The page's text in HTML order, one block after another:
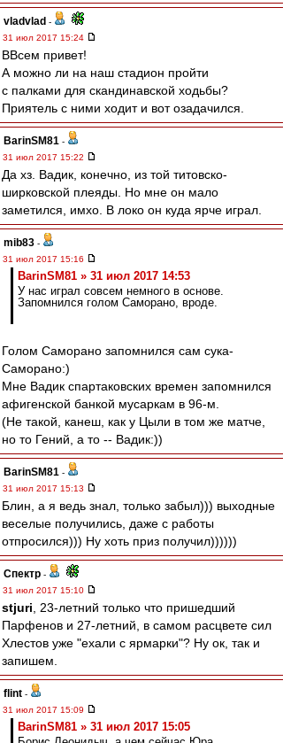
vladvlad -
31 июл 2017 15:24
ВВсем привет!
А можно ли на наш стадион пройти
с палками для скандинавской ходьбы?
Приятель с ними ходит и вот озадачился.
BarinSM81 -
31 июл 2017 15:22
Да хз. Вадик, конечно, из той титовско-
ширковской плеяды. Но мне он мало
заметился, имхо. В локо он куда ярче играл.
mib83 -
31 июл 2017 15:16
BarinSM81 » 31 июл 2017 14:53
У нас играл совсем немного в основе.
Запомнился голом Саморано, вроде.
Голом Саморано запомнился сам сука-
Саморано:)
Мне Вадик спартаковских времен запомнился
афигенской банкой мусаркам в 96-м.
(Не такой, канеш, как у Цыли в том же матче,
но то Гений, а то -- Вадик:))
BarinSM81 -
31 июл 2017 15:13
Блин, а я ведь знал, только забыл))) выходные
веселые получились, даже с работы
отпросился))) Ну хоть приз получил))))))
Спектр -
31 июл 2017 15:10
stjuri , 23-летний только что пришедший
Парфенов и 27-летний, в самом расцвете сил
Хлестов уже "ехали с ярмарки"? Ну ок, так и
запишем.
flint -
31 июл 2017 15:09
BarinSM81 » 31 июл 2017 15:05